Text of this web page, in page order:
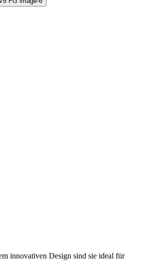
innovativen Design sind sie ideal für